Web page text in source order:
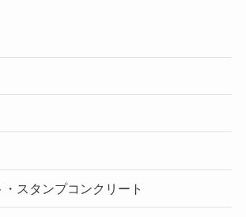
スタンプコンクリート